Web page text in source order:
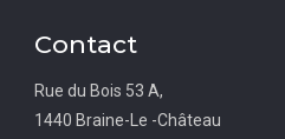
Contact
Rue du Bois 53 A,
1440 Braine-Le -Château